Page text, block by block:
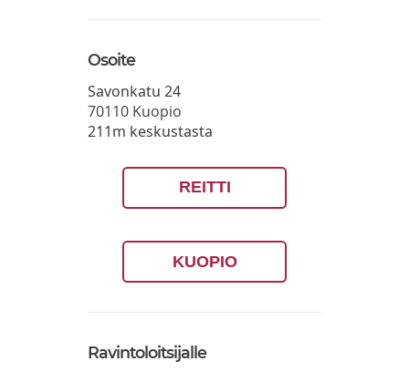
Osoite
Savonkatu 24
70110 Kuopio
211m keskustasta
REITTI
KUOPIO
Ravintoloitsijalle